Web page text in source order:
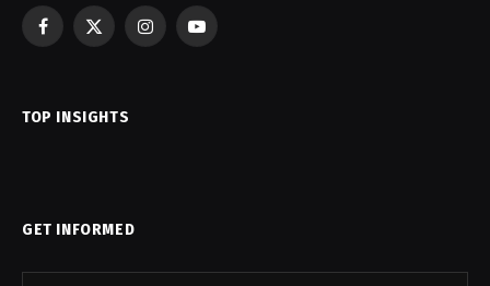
Facebook
X
InstagramYouTube
TOP INSIGHTS
GET INFORMED